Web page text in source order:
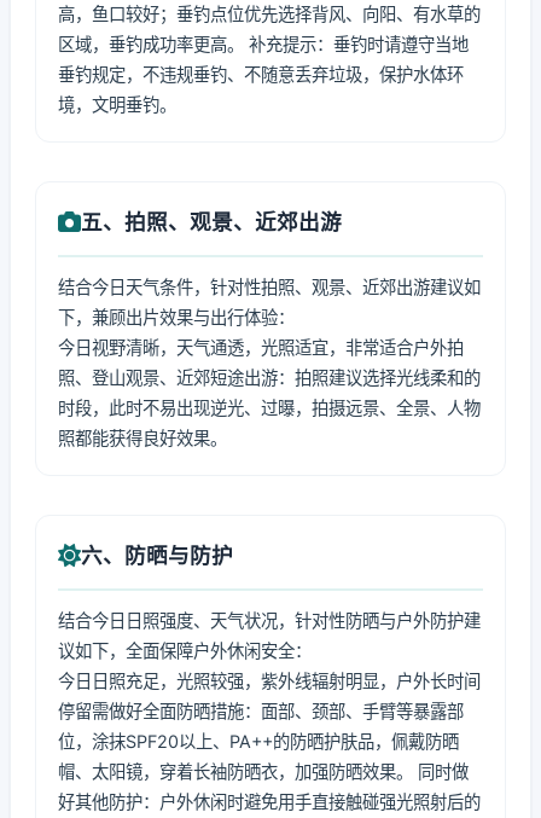
高，鱼口较好；垂钓点位优先选择背风、向阳、有水草的
区域，垂钓成功率更高。 补充提示：垂钓时请遵守当地
垂钓规定，不违规垂钓、不随意丢弃垃圾，保护水体环
境，文明垂钓。
五、拍照、观景、近郊出游
结合今日天气条件，针对性拍照、观景、近郊出游建议如
下，兼顾出片效果与出行体验：
今日视野清晰，天气通透，光照适宜，非常适合户外拍
照、登山观景、近郊短途出游：拍照建议选择光线柔和的
时段，此时不易出现逆光、过曝，拍摄远景、全景、人物
照都能获得良好效果。
六、防晒与防护
结合今日日照强度、天气状况，针对性防晒与户外防护建
议如下，全面保障户外休闲安全：
今日日照充足，光照较强，紫外线辐射明显，户外长时间
停留需做好全面防晒措施：面部、颈部、手臂等暴露部
位，涂抹SPF20以上、PA++的防晒护肤品，佩戴防晒
帽、太阳镜，穿着长袖防晒衣，加强防晒效果。 同时做
好其他防护：户外休闲时避免用手直接触碰强光照射后的